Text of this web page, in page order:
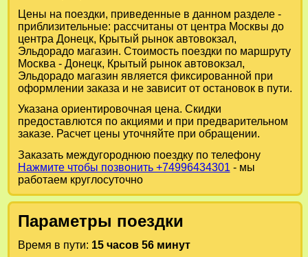
Цены на поездки, приведенные в данном разделе -
приблизительные: рассчитаны от центра Москвы до
центра Донецк, Крытый рынок автовокзал,
Эльдорадо магазин. Стоимость поездки по маршруту
Москва - Донецк, Крытый рынок автовокзал,
Эльдорадо магазин является фиксированной при
оформлении заказа и не зависит от остановок в пути.
Указана ориентировочная цена. Скидки
предоставлются по акциями и при предварительном
заказе. Расчет цены уточняйте при обращении.
Заказать междугороднюю поездку по телефону
Нажмите чтобы позвонить +74996434301 - мы
работаем круглосуточно
Параметры поездки
Время в пути: 15 часов 56 минут